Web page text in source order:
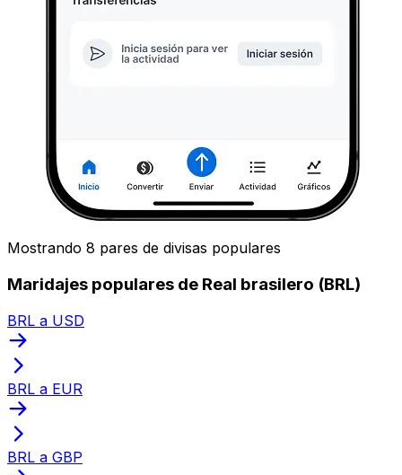
Mostrando 8 pares de divisas populares
Maridajes populares de Real brasilero (BRL)
BRL a USD
BRL a EUR
BRL a GBP